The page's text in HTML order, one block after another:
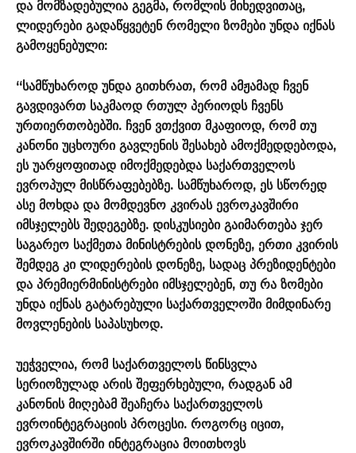
და მომზადებულია გეგმა, რომლის მიხედვითაც,
ლიდერები გადაწყვეტენ რომელი ზომები უნდა იქნას
გამოყენებული:
“სამწუხაროდ უნდა გითხრათ, რომ ამჟამად ჩვენ
გავდივართ საკმაოდ რთულ პერიოდს ჩვენს
ურთიერთობებში. ჩვენ ვთქვით მკაფიოდ, რომ თუ
კანონი უცხოური გავლენის შესახებ ამოქმედდებოდა,
ეს უარყოფითად იმოქმედებდა საქართველოს
ევროპულ მისწრაფებებზე. სამწუხაროდ, ეს სწორედ
ასე მოხდა და მომდევნო კვირას ევროკავშირი
იმსჯელებს შედეგებზე. დისკუსიები გაიმართება ჯერ
საგარეო საქმეთა მინისტრების დონეზე, ერთი კვირის
შემდეგ კი ლიდერების დონეზე, სადაც პრეზიდენტები
და პრემიერმინისტრები იმსჯელებენ, თუ რა ზომები
უნდა იქნას გატარებული საქართველოში მიმდინარე
მოვლენების საპასუხოდ.
უეჭველია, რომ საქართველოს წინსვლა
სერიოზულად არის შეფერხებული, რადგან ამ
კანონის მიღებამ შეაჩერა საქართველოს
ევროინტეგრაციის პროცესი. როგორც იცით,
ევროკავშირში ინტეგრაცია მოითხოვს